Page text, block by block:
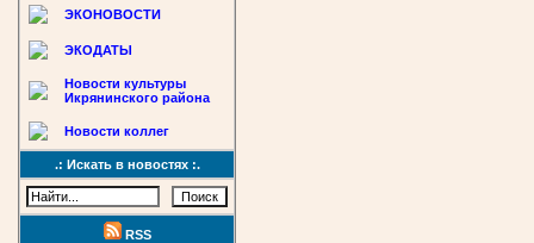
ЭКОНОВОСТИ
ЭКОДАТЫ
Новости культуры
Икрянинского района
Новости коллег
.: Искать в новостях :.
RSS